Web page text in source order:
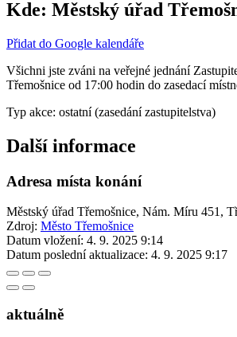
Kde: Městský úřad
Přidat do Google kalendáře
Všichni jste zváni na veřejné jednání
Třemošnice od 17:00 hodin do zasedací
Typ akce: ostatní (zasedání zastupitelstva)
Další informace
Adresa místa konání
Městský úřad Třemošnice, Nám. Míru 451,
Zdroj: Město Třemošnice
Datum vložení: 4. 9. 2025 9:14
Datum poslední aktualizace: 4. 9. 2025 9:17
aktuálně